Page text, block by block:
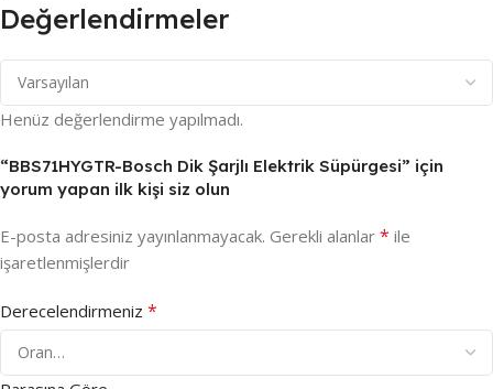
Değerlendirmeler
Henüz değerlendirme yapılmadı.
“BBS71HYGTR-Bosch Dik Şarjlı Elektrik Süpürgesi” için
yorum yapan ilk kişi siz olun
E-posta adresiniz yayınlanmayacak. Gerekli alanlar * ile
işaretlenmişlerdir
Derecelendirmeniz *